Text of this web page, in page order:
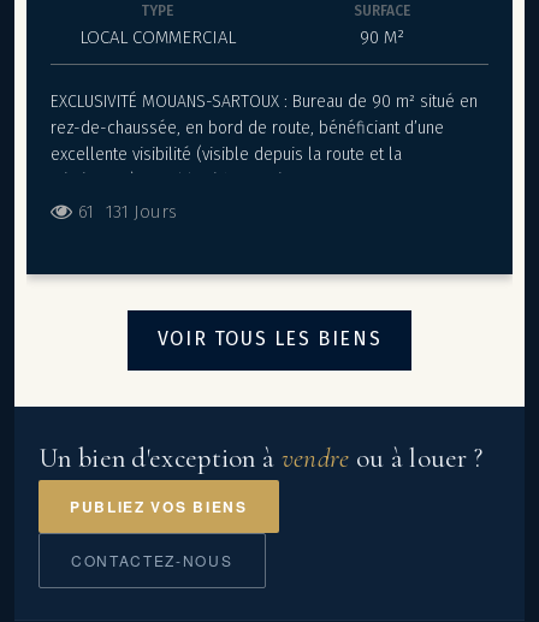
TYPE
LOCAL COMMERCIAL
SURFACE
90 M²
EXCLUSIVITÉ MOUANS-SARTOUX : Bureau de 90 m² situé en
rez-de-chaussée, en bord de route, bénéficiant d’une
excellente visibilité (visible depuis la route et la
aménagement sur-mesure. Bâtiment aux normes PMR avec
des caves. Loyer : 2 250 € / mois HT + 135 € de charges
TTC Dépôt de garantie : 4 500 € Bureaux à louer à partir de
90m² jusqu'à 220m²
61 131 Jours
VOIR TOUS LES BIENS
Un bien d'exception à vendre ou à louer ?
PUBLIEZ VOS BIENS
CONTACTEZ-NOUS